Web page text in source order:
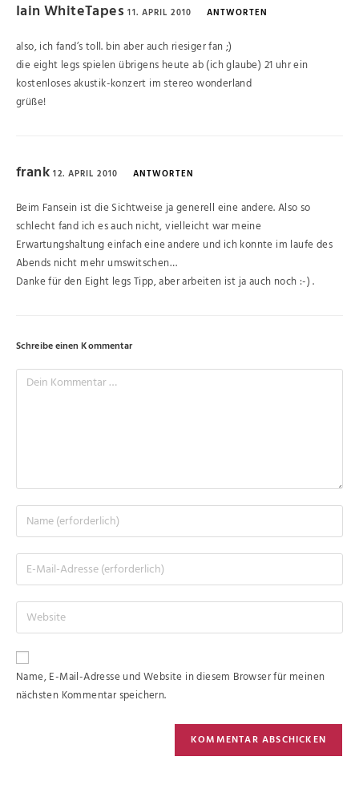
Iain WhiteTapes 11. APRIL 2010 ANTWORTEN
also, ich fand’s toll. bin aber auch riesiger fan ;)
die eight legs spielen übrigens heute ab (ich glaube) 21 uhr ein
kostenloses akustik-konzert im stereo wonderland
grüße!
frank 12. APRIL 2010 ANTWORTEN
Beim Fansein ist die Sichtweise ja generell eine andere. Also so
schlecht fand ich es auch nicht, vielleicht war meine
Erwartungshaltung einfach eine andere und ich konnte im laufe des
Abends nicht mehr umswitschen…
Danke für den Eight legs Tipp, aber arbeiten ist ja auch noch :-) .
Schreibe einen Kommentar
Name, E-Mail-Adresse und Website in diesem Browser für meinen
nächsten Kommentar speichern.